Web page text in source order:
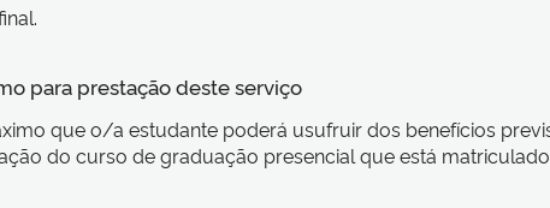
para prestação deste serviço
que o/a estudante poderá usufruir dos benefícios
do curso de graduação presencial que está